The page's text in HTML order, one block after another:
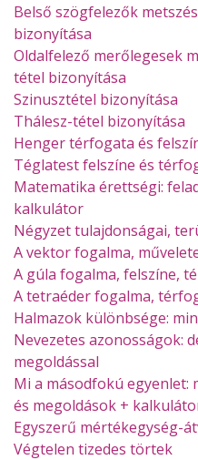
Belső szögfelezők
bizonyítása
Oldalfelező merőlegesek
tétel bizonyítása
Szinusztétel bizonyítása
Thálesz-tétel bizonyítása
Henger térfogata és
Téglatest felszíne és
Matematika érettségi:
kalkulátor
Négyzet tulajdonságai,
A vektor fogalma,
A gúla fogalma, felszíne,
A tetraéder fogalma,
Halmazok különbsége:
Nevezetes azonosságok:
megoldással
Mi a másodfokú
és megoldások +
Egyszerű mértékegység-
Végtelen tizedes törtek